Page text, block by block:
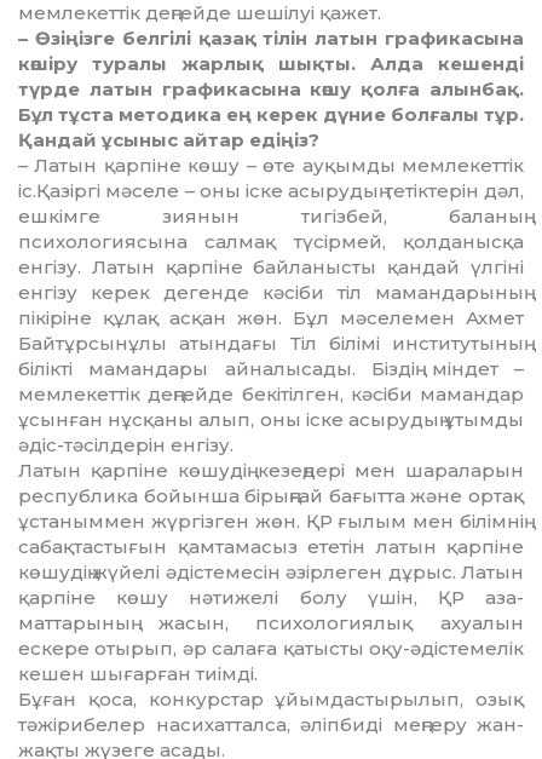
мемлекеттік деңгейде ше­шілуі қажет.
– Өзіңізге белгілі қазақ тілін ла­тын графикасына
көшіру туралы жар­лық шықты. Алда кешенді
түрде ла­тын графикасына көшу қолға алын­бақ.
Бұл тұста методика ең ке­рек дүние болғалы тұр.
Қандай ұсы­ныс айтар едіңіз?
– Латын қарпіне көшу – өте ау­қымды мемлекеттік
іс.Қазіргі мә­селе – оны іске асырудың тетіктерін дәл,
ешкімге зиянын тигізбей, ба­ла­ның
психологиясына салмақ түсірмей, қолданысқа
енгізу. Латын қар­піне байланысты қандай үлгіні
енгізу керек дегенде кәсіби тіл ма­мандарының
пікіріне құлақ асқан жөн. Бұл мәселемен Ахмет
Бай­тұр­сынұлы атындағы Тіл білімі инсти­тутының
білікті мамандары айна­лысады. Біздің міндет –
мемлекеттік деңгейде бекітілген, кәсіби маман­дар
ұсынған нұсқаны алып, оны іс­ке асырудың ұтымды
әдіс-тәсіл­дерін енгізу.
Латын қарпіне көшудің ке­зеңдері мен шараларын
республика бойынша бірыңғай бағытта және ортақ
ұстаныммен жүргізген жөн. ҚР ғылым мен білімнің
сабақтас­тығын қамтамасыз ететін латын қарпіне
көшудің жүйелі әдістемесін әзір­леген дұрыс. Латын
қарпіне көшу нәтижелі болу үшін, ҚР аза­
маттарының жасын, психоло­гия­лық ахуалын
ескере отырып, әр са­ла­ға қатысты оқу-әдістемелік
ке­шен шығарған тиімді.
Бұған қоса, конкурстар ұйым­дас­тырылып, озық
тәжірибелер на­сихатталса, әліпбиді меңгеру жан-
жақты жүзеге асады.